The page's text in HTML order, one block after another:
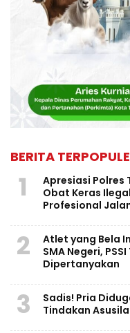
BERITA
1
Apresiasi Polres
Obat Keras
Profesional
2
Atlet yang Bela
SMA Negeri,
Dipertanyakan
3
Sadis! Pria
Tindakan